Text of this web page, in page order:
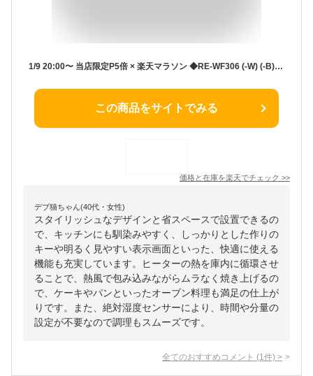
1/9 20:00〜 当店限定P5倍 × 楽天マラソン ◆RE-WF306 (-W) (-B) シャープ 加熱水蒸気オーブンレンジ 30L // ヘルシオ SHARP シャープヘルシオオーブンレンジ 便利家電 シャープオーブンレンジ 人気 売れ筋 レンジオーブン 最短発送 SHARPオーブンレンジ 安心保証 御祝い
この商品をサイトでみる
価格と在庫を楽天でチェック >>
デブ猫ちゃん(40代・女性)
スタイリッシュなデザインと省スペースで設置できるの
で、キッチンにも馴染みやすく、しっかりとした作りの
キーや明るく見やすい表示画面といった、快適に使える
機能も充実しています。ヒーターの熱を庫内に循環させ
ることで、熱風で包み込みながらムラなく焼き上げるの
で、ケーキやパンといったオーブン料理も満足の仕上が
りです。また、絶対湿度センサーにより、時間や分量の
設定が不要なので調理もスムーズです。
全てのおすすめコメント (1 件) >